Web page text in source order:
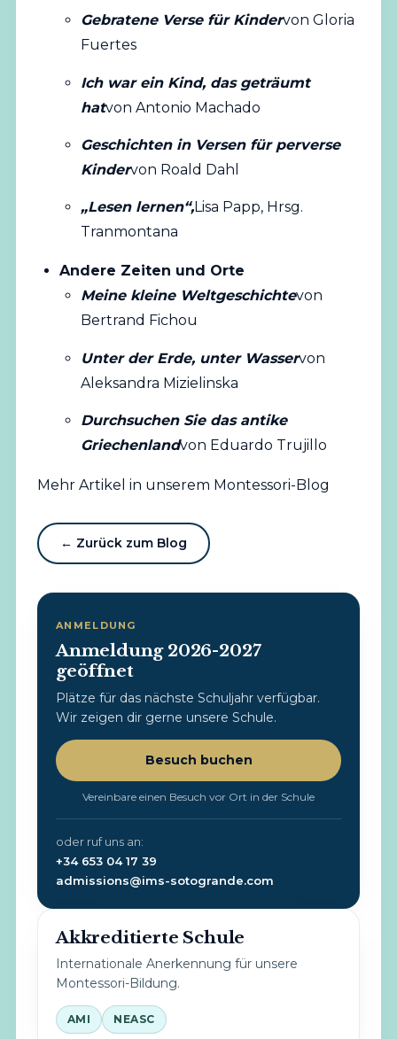
Gebratene Verse für Kindervon Gloria
Fuertes
Ich war ein Kind, das geträumt
hatvon Antonio Machado
Geschichten in Versen für perverse
Kindervon Roald Dahl
„Lesen lernen“,Lisa Papp, Hrsg.
Tranmontana
Andere Zeiten und Orte
Meine kleine Weltgeschichtevon
Bertrand Fichou
Unter der Erde, unter Wasservon
Aleksandra Mizielinska
Durchsuchen Sie das antike
Griechenlandvon Eduardo Trujillo
Mehr Artikel in unserem Montessori-Blog
← Zurück zum Blog
ANMELDUNG
Anmeldung 2026-2027
geöffnet
Plätze für das nächste Schuljahr verfügbar.
Wir zeigen dir gerne unsere Schule.
Besuch buchen
Vereinbare einen Besuch vor Ort in der Schule
oder ruf uns an:
+34 653 04 17 39
admissions@ims-sotogrande.com
Akkreditierte Schule
Internationale Anerkennung für unsere
Montessori-Bildung.
AMI NEASC